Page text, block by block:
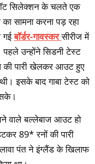
सिलेक्शन के चलते एक
सामना करना पड़ रहा
गईबॉर्डर-गावस्कर सीरीज में
पहले उन्होंने सिडनी टेस्ट
की पारी खेलकर आउट हुए
इसके बाद गाबा टेस्ट को
वाले बल्लेबाज आउट हो
89* रनों की पारी
पंत ने इंग्लैंड के खिलाफ